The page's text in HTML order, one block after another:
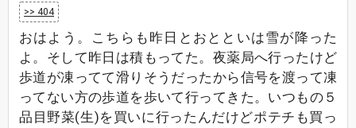
>> 404
おはよう。こちらも昨日とおとといは雪が降った
よ。そして昨日は積もってた。夜薬局へ行ったけど
歩道が凍ってて滑りそうだったから信号を渡って凍
ってない方の歩道を歩いて行ってきた。いつもの５
品目野菜(生)を買いに行ったんだけどポテチも買っ